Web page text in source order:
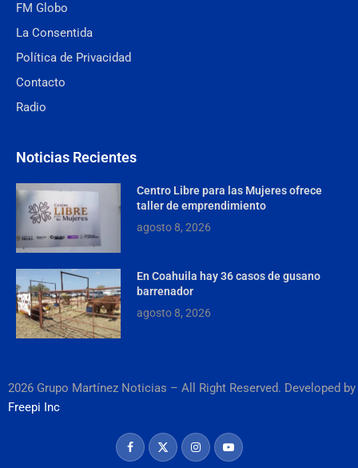
FM Globo
La Consentida
Política de Privacidad
Contacto
Radio
Noticias Recientes
Centro Libre para las Mujeres ofrece
taller de emprendimiento
agosto 8, 2026
En Coahuila hay 36 casos de gusano
barrenador
agosto 8, 2026
2026 Grupo Martínez Noticias – All Right Reserved. Developed by
Freepi Inc